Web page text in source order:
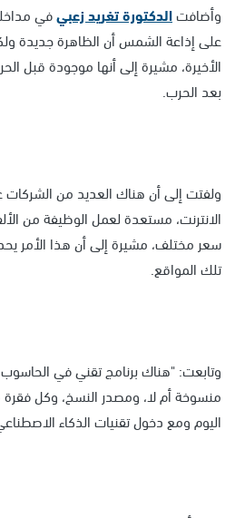
وأضافتالدكتورة تغريد زعبيفي
على إذاعة الشمس أن الظاهرة جديدة
الأخيرة، مشيرة إلى أنها موجودة قبل
بعد الحرب.
ولفتت إلى أن هناك العديد من الشركات
الانترنت، مستعدة لعمل الوظيفة من
سعر مختلف، مشيرة إلى أن هذا الأمر
تلك المواقع.
وتابعت: "هناك برنامج تقني في
منسوخة أم لا، ومصدر النسخ، وكل فقرة
اليوم ومع دخول تقنيات الذكاء